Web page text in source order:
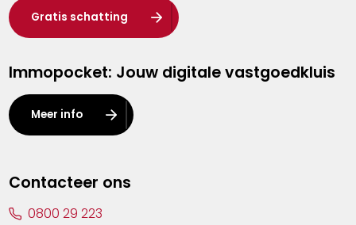
Heist-op-den-Berg
Herentals
Kalmthout
Leuven
Lier
Gratis schatting
Immopocket: Jouw digitale vastgoedkluis
Meer info
Contacteer ons
0800 29 223